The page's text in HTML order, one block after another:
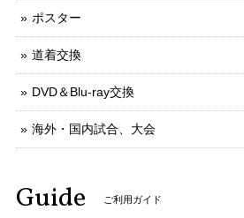
ポスター
道着交換
DVD＆Blu-ray交換
海外・国内試合、大会
Guide ご利用ガイド